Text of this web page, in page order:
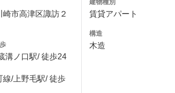
崎市高津区諏訪２
溝ノ口駅/ 徒歩24
線/上野毛駅/ 徒歩
建物種別
賃貸アパート
構造
木造